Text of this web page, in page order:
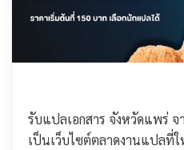
รับแปลเอกสาร จังหวัดแพร่ จ
เป็นเว็บไซต์ตลาดงานแปลที่